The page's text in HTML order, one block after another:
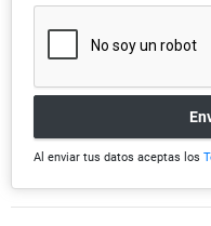
Al enviar tus datos aceptas los